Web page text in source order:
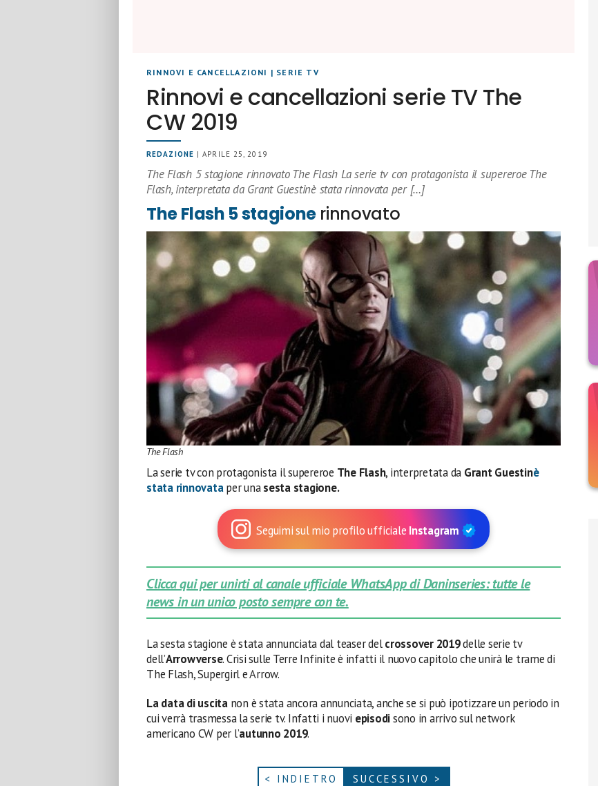
RINNOVI E CANCELLAZIONI | SERIE TV
Rinnovi e cancellazioni serie TV The
CW 2019
REDAZIONE | APRILE 25, 2019
The Flash 5 stagione rinnovato The Flash La serie tv con protagonista il supereroe The
Flash, interpretata da Grant Guestinè stata rinnovata per […]
The Flash 5 stagionerinnovato
The Flash
La serie tv con protagonista il supereroe The Flash, interpretata da Grant Guestinè
stata rinnovataper unasesta stagione.
Seguimi sul mio profilo ufficiale Instagram
Clicca qui per unirti al canale ufficiale WhatsApp di Daninseries: tutte le
news in un unico posto sempre con te.
La sesta stagione è stata annunciata dal teaser delcrossover 2019delle serie tv
dell’Arrowverse. Crisi sulle Terre Infinite è infatti il nuovo capitolo che unirà le trame di
The Flash, Supergirl e Arrow.
La data di uscita non è stata ancora annunciata, anche se si può ipotizzare un periodo in
cui verrà trasmessa la serie tv. Infatti i nuovi episodisono in arrivo sul network
americano CW per l’autunno 2019.
< INDIETRO SUCCESSIVO >